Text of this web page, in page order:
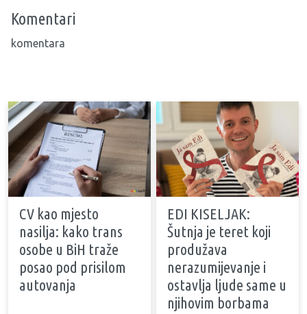
Komentari
komentara
CV kao mjesto
nasilja: kako trans
osobe u BiH traže
posao pod prisilom
autovanja
EDI KISELJAK:
Šutnja je teret koji
produžava
nerazumijevanje i
ostavlja ljude same u
njihovim borbama